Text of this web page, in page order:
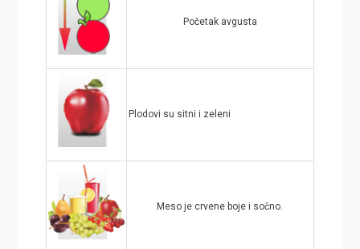
Početak avgusta
Plodovi su sitni i zeleni
Meso je crvene boje i sočno.